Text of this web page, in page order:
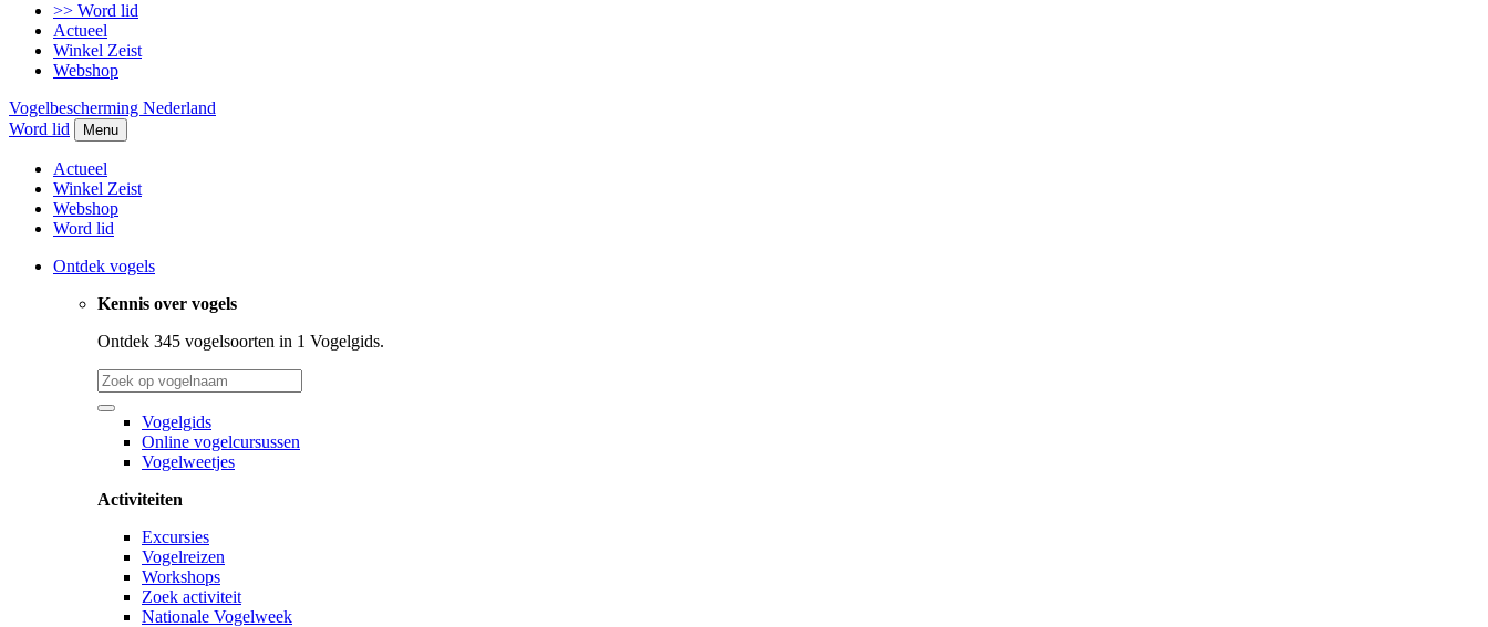
>> Word lid
Actueel
Winkel Zeist
Webshop
Vogelbescherming Nederland
Word lid
Menu
Actueel
Winkel Zeist
Webshop
Word lid
Ontdek vogels
Kennis over vogels
Ontdek 345 vogelsoorten in 1 Vogelgids.
Vogelgids
Online vogelcursussen
Vogelweetjes
Activiteiten
Excursies
Vogelreizen
Workshops
Zoek activiteit
Nationale Vogelweek